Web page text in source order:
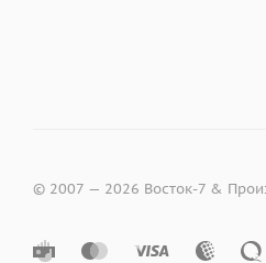
© 2007 — 2026 Восток-7 &